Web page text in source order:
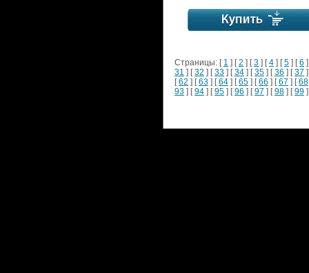
Страницы: [ 1 ] [2 ] [3 ] [4 ] [5 ] [6
31 ] [32 ] [33 ] [34 ] [35 ] [36 ] [37
[62 ] [63 ] [64 ] [65 ] [66 ] [67 ] [68
93 ] [94 ] [95 ] [96 ] [97 ] [98 ] [99